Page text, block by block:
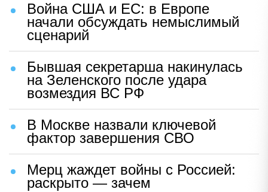
Война США и ЕС: в Европе
начали обсуждать немыслимый
сценарий
Бывшая секретарша накинулась
на Зеленского после удара
возмездия ВС РФ
В Москве назвали ключевой
фактор завершения СВО
Мерц жаждет войны с Россией:
раскрыто — зачем